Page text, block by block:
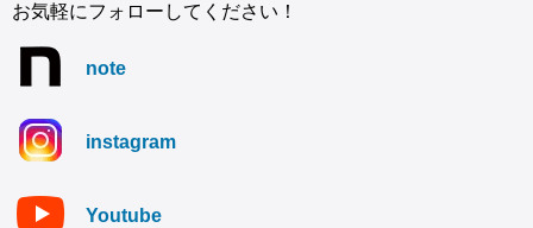
お気軽にフォローしてください！
note
instagram
Youtube